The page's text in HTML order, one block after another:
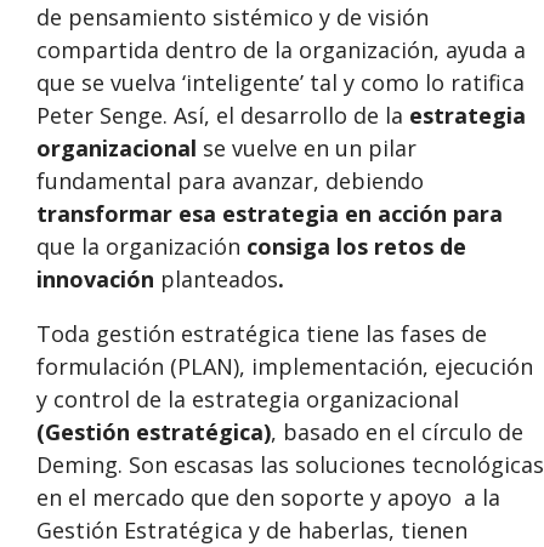
de pensamiento sistémico y de visión
compartida dentro de la organización, ayuda a
que se vuelva ‘inteligente’ tal y como lo ratifica
Peter Senge. Así, el desarrollo de la estrategia
organizacional se vuelve en un pilar
fundamental para avanzar, debiendo
transformar esa estrategia en acción para
que la organización consiga los retos de
innovación planteados.
Toda gestión estratégica tiene las fases de
formulación (PLAN), implementación, ejecución
y control de la estrategia organizacional
(Gestión estratégica), basado en el círculo de
Deming. Son escasas las soluciones tecnológicas
en el mercado que den soporte y apoyo a la
Gestión Estratégica y de haberlas, tienen